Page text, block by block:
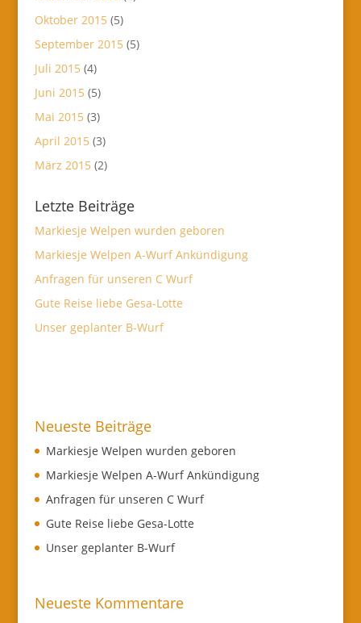
Oktober 2015 (5)
September 2015 (5)
Juli 2015 (4)
Juni 2015 (5)
Mai 2015 (3)
April 2015 (3)
März 2015 (2)
Letzte Beiträge
Markiesje Welpen wurden geboren
Markiesje Welpen A-Wurf Ankündigung
Anfragen für unseren C Wurf
Gute Reise liebe Gesa-Lotte
Unser geplanter B-Wurf
Neueste Beiträge
Markiesje Welpen wurden geboren
Markiesje Welpen A-Wurf Ankündigung
Anfragen für unseren C Wurf
Gute Reise liebe Gesa-Lotte
Unser geplanter B-Wurf
Neueste Kommentare